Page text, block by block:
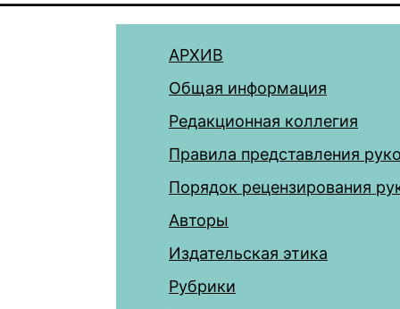
АРХИВ
Общая информация
Редакционная коллегия
Правила представления
Порядок рецензирования
Авторы
Издательская этика
Рубрики